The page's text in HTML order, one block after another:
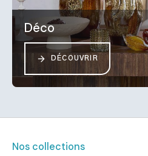
Déco
DÉCOUVRIR
Nos collections